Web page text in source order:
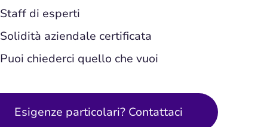
Staff di esperti
Solidità aziendale certificata
Puoi chiederci quello che vuoi
Esigenze particolari? Contattaci